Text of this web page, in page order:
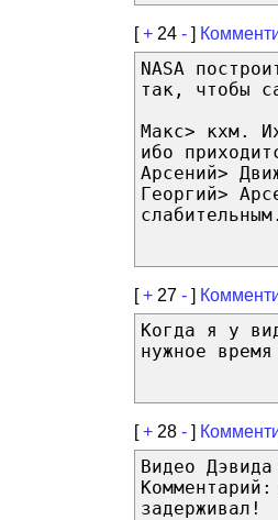
[+ 24 - ]
NASA
так, чтобы
Макс> кхм.
ибо
Арсений>
Георгий>
слабительным.
[+ 27 - ]
Когда я у
нужное
[+ 28 - ]
Видео
задерживал!